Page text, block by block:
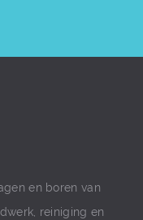
en boren van
reiniging en